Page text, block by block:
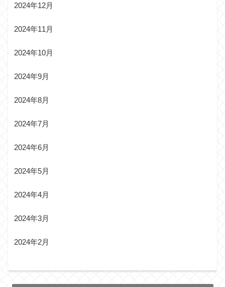
2024年12月
2024年11月
2024年10月
2024年9月
2024年8月
2024年7月
2024年6月
2024年5月
2024年4月
2024年3月
2024年2月